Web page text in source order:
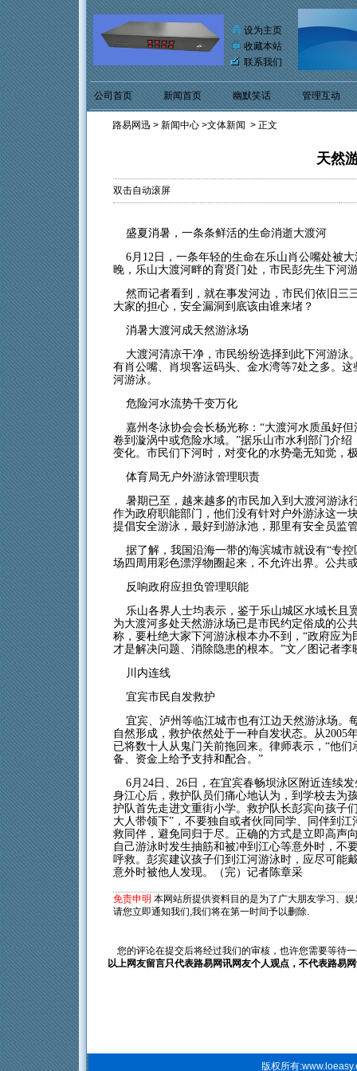
设为主页
收藏本站
联系我们
公司首页 新闻首页 幽默笑话 管理互动
路易网迅 > 新闻中心>文体新闻 > 正文
天然
双击自动滚屏
盛夏消暑，一条条鲜活的生命消逝大渡河
6月12日，一条年轻的生命在乐山肖公嘴处被
晚，乐山大渡河畔的育贤门处，市民彭先生下河
然而记者看到，就在事发河边，市民们依旧三
大家的担心，安全漏洞到底该由谁来堵？
消暑大渡河成天然游泳场
大渡河清凉干净，市民纷纷选择到此下河游泳
有肖公嘴、肖坝客运码头、金水湾等7处之多。
河游泳。
危险河水流势千变万化
嘉州冬泳协会会长杨光称：“大渡河水质虽好
卷到漩涡中或危险水域。”据乐山市水利部门介
变化。市民们下河时，对变化的水势毫无知觉，
体育局无户外游泳管理职责
暑期已至，越来越多的市民加入到大渡河游泳
作为政府职能部门，他们没有针对户外游泳这一
提倡安全游泳，最好到游泳池，那里有安全员监
据了解，我国沿海一带的海滨城市就设有“专
场四周用彩色漂浮物圈起来，不允许出界。公共
反响政府应担负管理职能
乐山各界人士均表示，鉴于乐山城区水域长且
为大渡河多处天然游泳场已是市民约定俗成的公
称，要杜绝大家下河游泳根本办不到，“政府应
才是解决问题、消除隐患的根本。”文／图记者李
川内连线
宜宾市民自发救护
宜宾、泸州等临江城市也有江边天然游泳场。
自然形成，救护依然处于一种自发状态。从
已将数十人从鬼门关前拖回来。律师表示，“他
备、资金上给予支持和配合。”
6月24日、26日，在宜宾春畅坝泳区附近连续
身江心后，救护队员们痛心地认为，到学校去为
护队首先走进文重街小学。救护队长彭宾向孩子
大人带领下”，不要独自或者伙同同学、同伴到
救同伴，避免同归于尽。正确的方式是立即高声
自己游泳时发生抽筋和被冲到江心等意外时，不
呼救。彭宾建议孩子们到江河游泳时，应尽可能
意外时被他人发现。（完）记者陈章采
免责申明 本网站所提供资料目的是为了广大朋友学习、
请您立即通知我们,我们将在第一时间予以删除.
您的评论在提交后将经过我们的审核，也许您需要等待
以上网友留言只代表路易网讯网友个人观点，不代表路易
版权所有: